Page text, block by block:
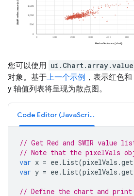
您可以使用
对象。基于上一个示例 ，表示红色
y 轴值列表将呈现为散点图。
Code Editor (JavaScript)
// Get Red and SWIR value
// Note that the pixelVals
var x = ee. List(pixelVals .get
var y = ee. List(pixelVals .get
// Define the chart and